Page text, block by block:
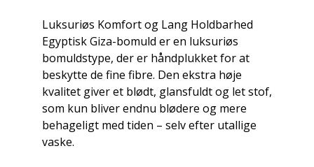
Luksuriøs Komfort og Lang Holdbarhed
Egyptisk Giza-bomuld er en luksuriøs
bomuldstype, der er håndplukket for at
beskytte de fine fibre. Den ekstra høje
kvalitet giver et blødt, glansfuldt og let stof,
som kun bliver endnu blødere og mere
behageligt med tiden – selv efter utallige
vaske.